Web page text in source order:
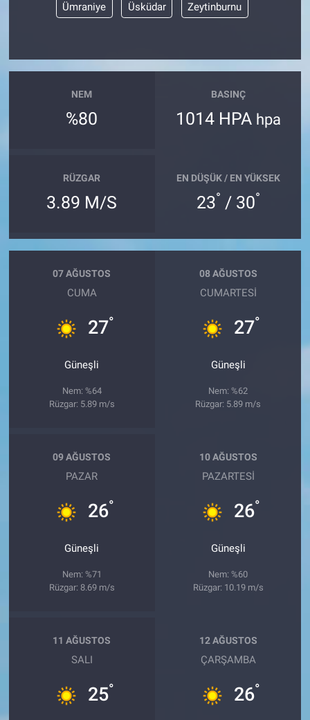
Ümraniye Üsküdar Zeytinburnu
NEM
%80
BASINÇ
1014 HPA hpa
RÜZGAR
3.89 M/S
EN DÜŞÜK / EN YÜKSEK
23° / 30°
07 AĞUSTOS
CUMA
27°
Güneşli
Nem: %64
Rüzgar: 5.89 m/s
08 AĞUSTOS
CUMARTESI
27°
Güneşli
Nem: %62
Rüzgar: 5.89 m/s
09 AĞUSTOS
PAZAR
26°
Güneşli
Nem: %71
Rüzgar: 8.69 m/s
10 AĞUSTOS
PAZARTESI
26°
Güneşli
Nem: %60
Rüzgar: 10.19 m/s
11 AĞUSTOS
SALI
25°
12 AĞUSTOS
ÇARŞAMBA
26°